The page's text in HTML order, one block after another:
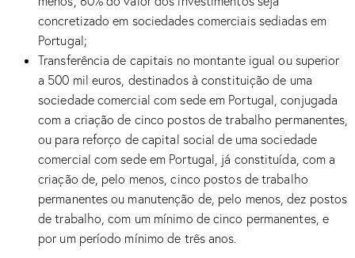
concretizado em sociedades comerciais sediadas em
Portugal;
Transferência de capitais no montante igual ou superior
a 500 mil euros, destinados à constituição de uma
sociedade comercial com sede em Portugal, conjugada
com a criação de cinco postos de trabalho permanentes,
ou para reforço de capital social de uma sociedade
comercial com sede em Portugal, já constituída, com a
criação de, pelo menos, cinco postos de trabalho
permanentes ou manutenção de, pelo menos, dez postos
de trabalho, com um mínimo de cinco permanentes, e
por um período mínimo de três anos.